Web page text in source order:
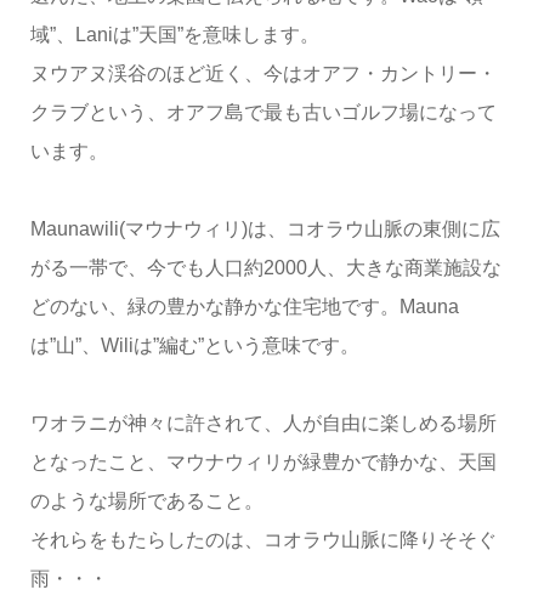
域”、Laniは”天国”を意味します。
ヌウアヌ渓谷のほど近く、今はオアフ・カントリー・
クラブという、オアフ島で最も古いゴルフ場になって
います。
Maunawili(マウナウィリ)は、コオラウ山脈の東側に広
がる一帯で、今でも人口約2000人、大きな商業施設な
どのない、緑の豊かな静かな住宅地です。Mauna
は”山”、Wiliは”編む”という意味です。
ワオラニが神々に許されて、人が自由に楽しめる場所
となったこと、マウナウィリが緑豊かで静かな、天国
のような場所であること。
それらをもたらしたのは、コオラウ山脈に降りそそぐ
雨・・・